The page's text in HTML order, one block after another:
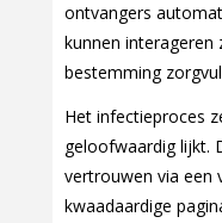
ontvangers
kunnen
bestemming
Het infectieproces
geloofwaardig lijkt.
vertrouwen via een
kwaadaardige